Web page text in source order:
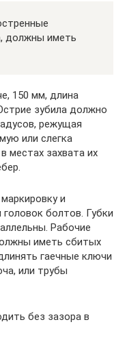
должны иметь
150 мм, длина
зубила должно
режущая
или слегка
местах захвата их
и
болтов. Губки
Рабочие
иметь сбитых
гаечные ключи
или трубы
без зазора в